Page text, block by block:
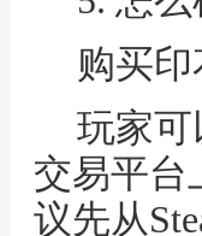
购买
玩家可
交易平台
议先从